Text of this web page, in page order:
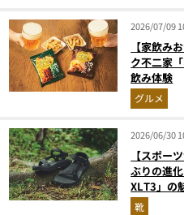
2026/07/09
【家飲み
ク不二家
飲み体験
グルメ
2026/06/30
【スポー
ぶりの進
XLT3」の
解説！
靴